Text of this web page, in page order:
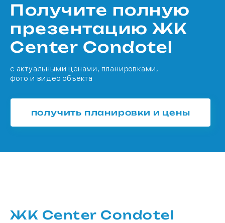
Получите полную
презентацию ЖК
Center Condotel
с актуальными ценами, планировками,
фото и видео объекта
получить планировки и цены
ЖК Center Condotel